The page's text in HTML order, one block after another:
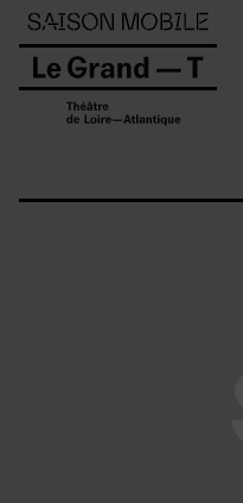
Panneau de gestion des